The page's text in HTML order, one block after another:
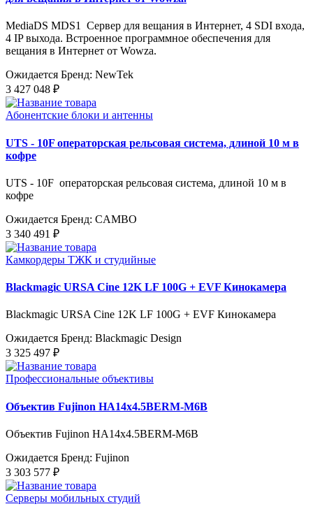
MediaDS MDS1 Сервер для вещания в Интернет, 4 SDI входа,
4 IP выхода. Встроенное программное обеспечения для
вещания в Интернет от Wowza.
Ожидается Бренд: NewTek
3 427 048 ₽
Абонентские блоки и антенны
UTS - 10F операторская рельсовая система, длиной 10 м в
кофре
UTS - 10F операторская рельсовая система, длиной 10 м в
кофре
Ожидается Бренд: CAMBO
3 340 491 ₽
Камкордеры ТЖК и студийные
Blackmagic URSA Cine 12K LF 100G + EVF Кинокамера
Blackmagic URSA Cine 12K LF 100G + EVF Кинокамера
Ожидается Бренд: Blackmagic Design
3 325 497 ₽
Профессиональные объективы
Объектив Fujinon HA14x4.5BERM-M6B
Объектив Fujinon HA14x4.5BERM-M6B
Ожидается Бренд: Fujinon
3 303 577 ₽
Серверы мобильных студий